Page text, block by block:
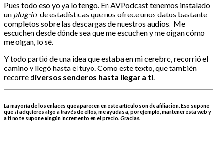
Pues todo eso yo ya lo tengo. En AVPodcast tenemos instalado
un plug-inde estadísticas que nos ofrece unos datos bastante
completos sobre las descargas de nuestros audios. Me
escuchen desde dónde sea que me escuchen y me oigan cómo
me oigan, lo sé.
Y todo partió de una idea que estaba en mi cerebro, recorrió el
camino y llegó hasta el tuyo. Como este texto, que también
recorre diversos senderos hasta llegar a ti.
La mayoría de los enlaces que aparecen en este artículo son de afiliación. Eso supone
que si adquieres algo a través de ellos, me ayudas a, por ejemplo, mantener esta web y
a ti no te supone ningún incremento en el precio. Gracias.